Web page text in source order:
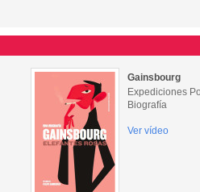
Gainsbourg
Expediciones
Biografía
Ver vídeo